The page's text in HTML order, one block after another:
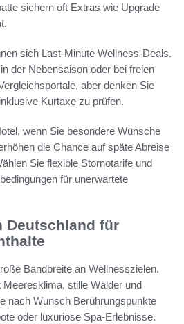
sichern oft Extras wie Upgrade
sich Last-Minute Wellness-Deals.
der Nebensaison oder bei freien
aber denken Sie
Kurtaxe zu prüfen.
wenn Sie besondere Wünsche
die Chance auf späte Abreise
Sie flexible Stornotarife und
für unerwartete
Deutschland für
Bandbreite an Wellnesszielen.
stille Wälder und
nach Wunsch Berührungspunkte
oder luxuriöse Spa-Erlebnisse.